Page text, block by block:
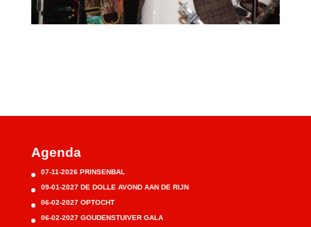
Agenda
07-11-2026 PRINSENBAL
09-01-2027 DE DOLLE AVOND AAN DE RIJN
06-02-2027 OPTOCHT
06-02-2027 GOUDENSTUIVER GALA